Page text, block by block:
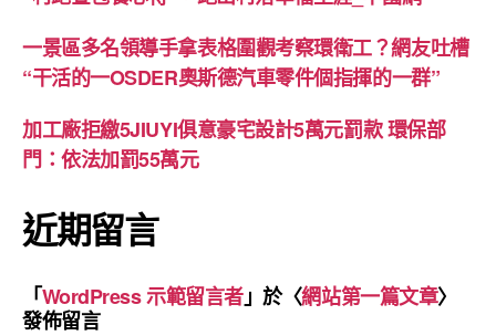
一景區多名領導手拿表格圍觀考察環衛工？網友吐槽
“干活的一OSDER奧斯德汽車零件個指揮的一群”
加工廠拒繳5JIUYI俱意豪宅設計5萬元罰款 環保部
門：依法加罰55萬元
近期留言
「WordPress 示範留言者」於〈網站第一篇文章〉
發佈留言